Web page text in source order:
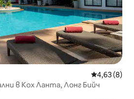
Средна
4,63 (8)
в Кох Ланта, Лонг Бийч